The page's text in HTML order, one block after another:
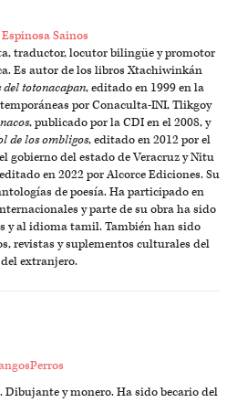
Sainos
traductor, locutor bilingüe y promotor
Es autor de los libros Xtachiwinkán
del totonacapan, editado en 1999 en la
por Conaculta-INI, Tlikgoy
, publicado por la CDI en el 2008, y
de los ombligos, editado en 2012 por el
gobierno del estado de Veracruz y Nitu
en 2022 por Alcorce Ediciones. Su
de poesía. Ha participado en
y parte de su obra ha sido
y al idioma tamil. También han sido
revistas y suplementos culturales del
extranjero.
y monero. Ha sido becario del